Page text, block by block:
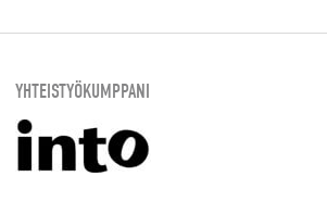
YHTEISTYÖKUMPPANI